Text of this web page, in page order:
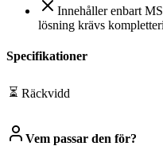
Innehåller enbart
lösning krävs
Specifikationer
⏳ Räckvidd
Vem passar den för?